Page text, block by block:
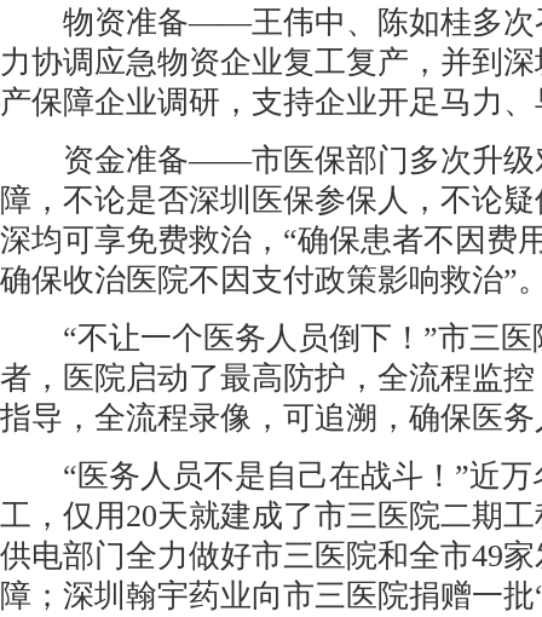
物资准备——王伟中、陈如桂多次
力协调应急物资企业复工复产，并到
产保障企业调研，支持企业开足马力
资金准备——市医保部门多次升级
障，不论是否深圳医保参保人，不论
深均可享免费救治，“确保患者不因费
确保收治医院不因支付政策影响救治”
“不让一个医务人员倒下！”市三医
者，医院启动了最高防护，全流程监
指导，全流程录像，可追溯，确保医
“医务人员不是自己在战斗！”近万
工，仅用20天就建成了市三医院二期
供电部门全力做好市三医院和全市49
障；深圳翰宇药业向市三医院捐赠一